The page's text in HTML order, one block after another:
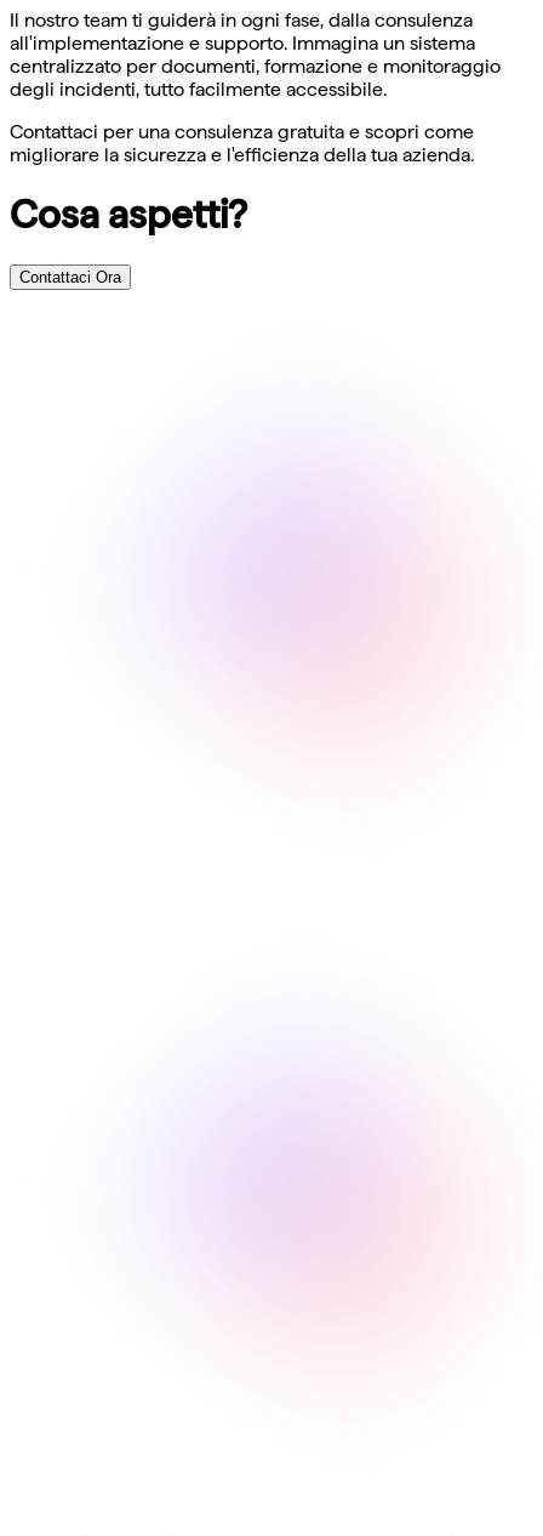
Il nostro team ti guiderà in ogni fase, dalla consulenza
all'implementazione e supporto. Immagina un sistema
centralizzato per documenti, formazione e monitoraggio
degli incidenti, tutto facilmente accessibile.
Contattaci per una consulenza gratuita e scopri come
migliorare la sicurezza e l'efficienza della tua azienda.
Cosa aspetti?
Contattaci Ora